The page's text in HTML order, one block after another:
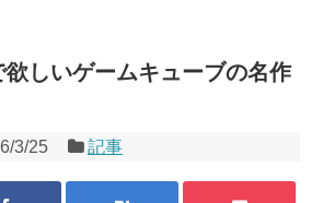
しいゲームキューブの名作
3/25 記事